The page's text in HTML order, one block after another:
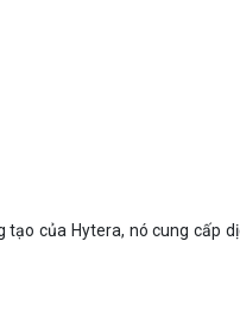
tạo của Hytera, nó cung cấp